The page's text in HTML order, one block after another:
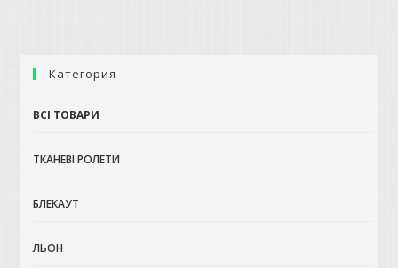
Категория
ВСІ ТОВАРИ
ТКАНЕВІ РОЛЕТИ
БЛЕКАУТ
ЛЬОН